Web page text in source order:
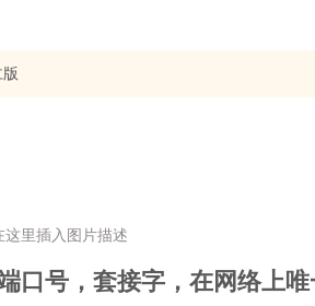
这里插入图片描述
口号，套接字，在网络上